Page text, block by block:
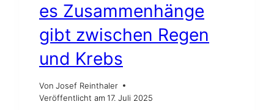
RUTE
PENDEL
es Zusammenhänge
gibt zwischen Regen
und Krebs
Von Josef Reinthaler
Veröffentlicht am 17. Juli 2025